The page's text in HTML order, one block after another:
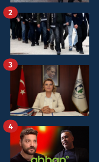
2
3
4